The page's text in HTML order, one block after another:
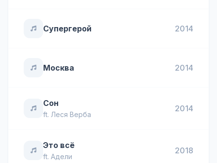
Супергерой 2014
Москва 2014
Сон
ft. Леся Верба
2014
Это всё
ft. Адели
2018